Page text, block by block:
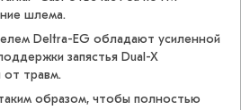
шлема.
Deltra-EG обладают усиленной
запястья Dual-X
от травм.
образом, чтобы полностью